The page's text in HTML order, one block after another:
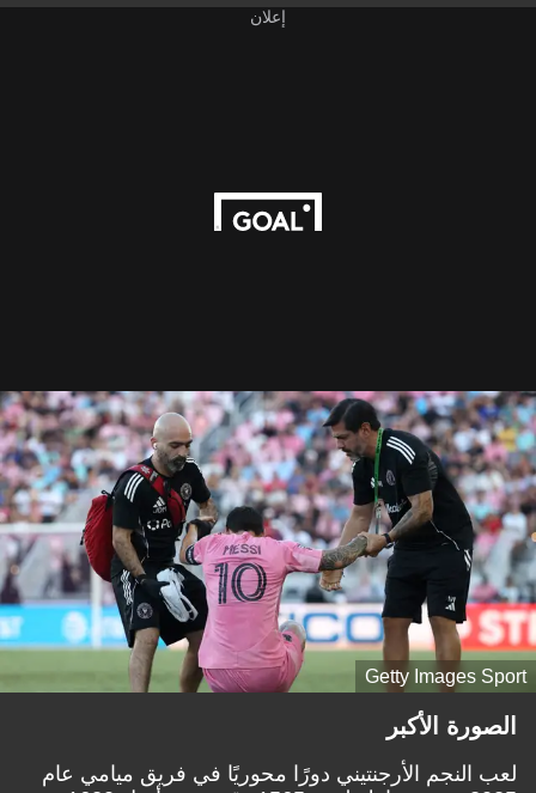
إعلان
Getty Images Sport
الصورة الأكبر
لعب النجم الأرجنتيني دورًا محوريًا في فريق ميامي عام